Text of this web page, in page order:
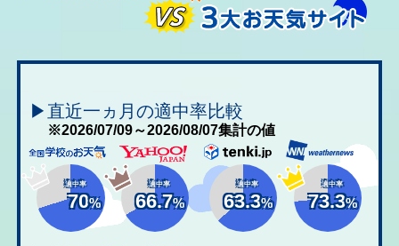
▶直近一ヵ月の適中率比較
※2026/07/09～2026/08/07集計の値
適中率
70%
適中率
66.7%
適中率
63.3%
適中率
73.3%